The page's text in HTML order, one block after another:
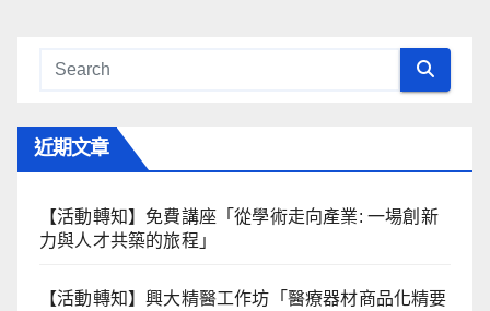
近期文章
【活動轉知】免費講座「從學術走向產業: ⼀場創新
力與⼈才共築的旅程」
【活動轉知】興大精醫工作坊「醫療器材商品化精要